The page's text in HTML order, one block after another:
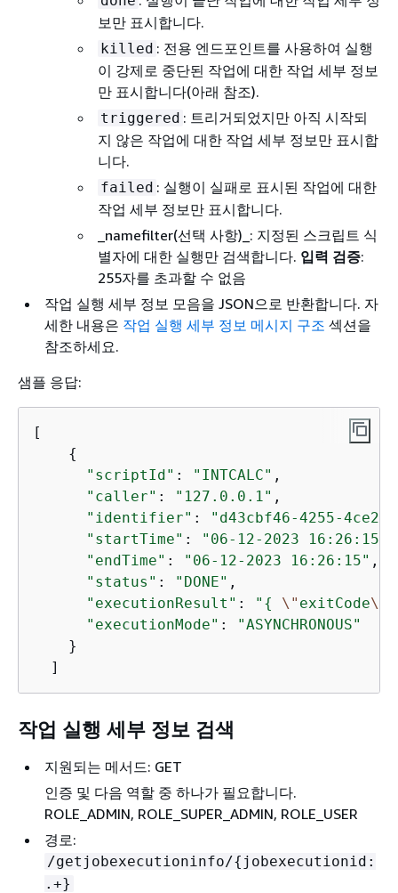
보만 표시합니다.
killed : 전용 엔드포인트를 사용하여 실행
이 강제로 중단된 작업에 대한 작업 세부 정보
만 표시합니다(아래 참조).
triggered : 트리거되었지만 아직 시작되
지 않은 작업에 대한 작업 세부 정보만 표시합
니다.
failed : 실행이 실패로 표시된 작업에 대한
작업 세부 정보만 표시합니다.
_namefilter(선택 사항)_: 지정된 스크립트 식
별자에 대한 실행만 검색합니다. 입력 검증:
255자를 초과할 수 없음
작업 실행 세부 정보 모음을 JSON으로 반환합니다. 자
세한 내용은 작업 실행 세부 정보 메시지 구조 섹션을
참조하세요.
샘플 응답:
[
{
"scriptId" : "INTCALC" ,
"caller" : "127.0.0.1" ,
"identifier" :
"d43cbf46-4255-4ce2-
"startTime" : "06-12-2023 16:26:15"
"endTime" : "06-12-2023 16:26:15" ,
"status" : "DONE" ,
"executionResult" : " { \" exitCode\"
"executionMode" :
"ASYNCHRONOUS"
    }
  ]
작업 실행 세부 정보 검색
지원되는 메서드: GET
인증 및 다음 역할 중 하나가 필요합니다.
ROLE_ADMIN, ROLE_SUPER_ADMIN, ROLE_USER
경로:
/getjobexecutioninfo/{ jobexecutionid:
.+}